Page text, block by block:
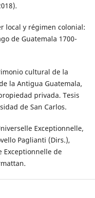
local y régimen colonial:
de Guatemala 1700-
cultural de la
la Antigua Guatemala,
privada. Tesis
de San Carlos.
Exceptionnelle,
Paglianti (Dirs.),
Exceptionnelle de